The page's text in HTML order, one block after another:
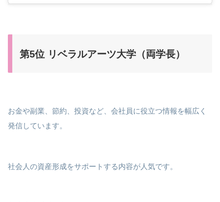
第5位 リベラルアーツ大学（両学長）
お金や副業、節約、投資など、会社員に役立つ情報を幅広く
発信しています。
社会人の資産形成をサポートする内容が人気です。